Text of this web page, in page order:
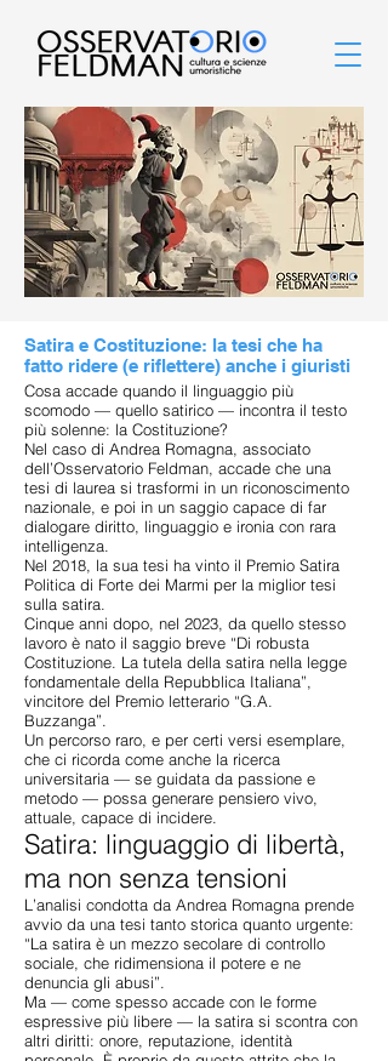
Satira e Costituzione: la tesi che ha
fatto ridere (e riflettere) anche i giuristi
Cosa accade quando il linguaggio più
scomodo — quello satirico — incontra il testo
più solenne: la Costituzione?
Nel caso di Andrea Romagna, associato
dell’Osservatorio Feldman, accade che una
tesi di laurea si trasformi in un riconoscimento
nazionale, e poi in un saggio capace di far
dialogare diritto, linguaggio e ironia con rara
intelligenza.
Nel 2018, la sua tesi ha vinto il Premio Satira
Politica di Forte dei Marmi per la miglior tesi
sulla satira.
Cinque anni dopo, nel 2023, da quello stesso
lavoro è nato il saggio breve “Di robusta
Costituzione. La tutela della satira nella legge
fondamentale della Repubblica Italiana”,
vincitore del Premio letterario “G.A.
Buzzanga”.
Un percorso raro, e per certi versi esemplare,
che ci ricorda come anche la ricerca
universitaria — se guidata da passione e
metodo — possa generare pensiero vivo,
attuale, capace di incidere.
Satira: linguaggio di libertà,
ma non senza tensioni
L’analisi condotta da Andrea Romagna prende
avvio da una tesi tanto storica quanto urgente:
“La satira è un mezzo secolare di controllo
sociale, che ridimensiona il potere e ne
denuncia gli abusi”.
Ma — come spesso accade con le forme
espressive più libere — la satira si scontra con
altri diritti: onore, reputazione, identità